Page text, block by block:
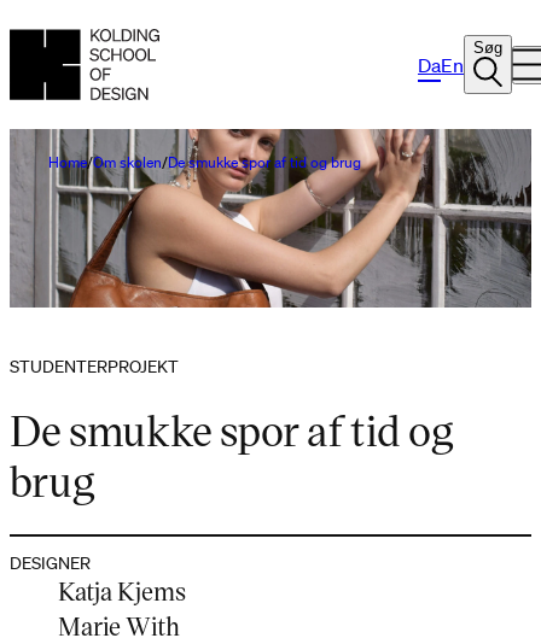
DaEn
Søg
Home Om skolen De smukke spor af tid og brug
STUDENTERPROJEKT
De smukke spor af tid og
brug
DESIGNER
Katja Kjems
Marie With